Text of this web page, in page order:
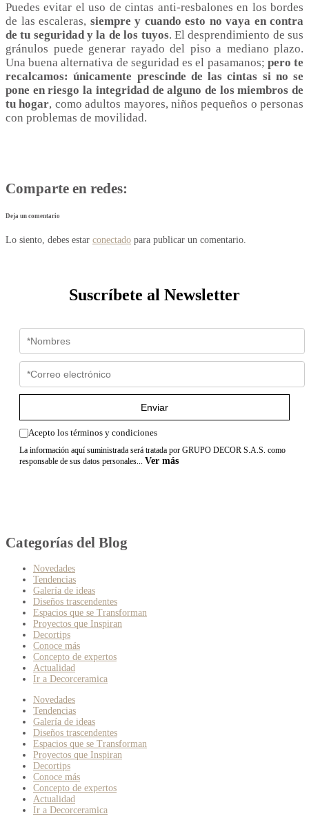
Puedes evitar el uso de cintas anti-resbalones en los bordes
de las escaleras, siempre y cuando esto no vaya en contra
de tu seguridad y la de los tuyos. El desprendimiento de sus
gránulos puede generar rayado del piso a mediano plazo.
Una buena alternativa de seguridad es el pasamanos; pero te
recalcamos: únicamente prescinde de las cintas si no se
pone en riesgo la integridad de alguno de los miembros de
tu hogar, como adultos mayores, niños pequeños o personas
con problemas de movilidad.
Comparte en redes:
Deja un comentario
Lo siento, debes estar conectado para publicar un comentario.
Suscríbete al Newsletter
Enviar
Acepto los términos y condiciones
La información aquí suministrada será tratada por GRUPO DECOR S.A.S. como
responsable de sus datos personales... Ver más
Categorías del Blog
Novedades
Tendencias
Galería de ideas
Diseños trascendentes
Espacios que se Transforman
Proyectos que Inspiran
Decortips
Conoce más
Concepto de expertos
Actualidad
Ir a Decorceramica
Novedades
Tendencias
Galería de ideas
Diseños trascendentes
Espacios que se Transforman
Proyectos que Inspiran
Decortips
Conoce más
Concepto de expertos
Actualidad
Ir a Decorceramica